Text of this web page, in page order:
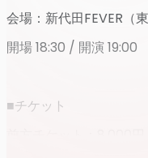
会場：新代⽥FEVER（
開場 18:30 / 開演 19:00
■チケット